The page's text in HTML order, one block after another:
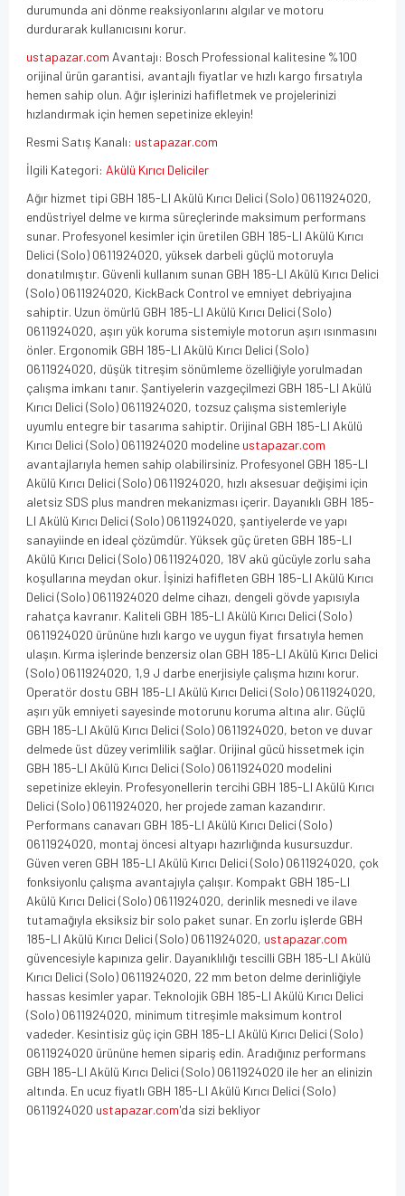
durumunda ani dönme reaksiyonlarını algılar ve motoru
durdurarak kullanıcısını korur.
ustapazar.com Avantajı: Bosch Professional kalitesine %100
orijinal ürün garantisi, avantajlı fiyatlar ve hızlı kargo fırsatıyla
hemen sahip olun. Ağır işlerinizi hafifletmek ve projelerinizi
hızlandırmak için hemen sepetinize ekleyin!
Resmi Satış Kanalı: ustapazar.com
İlgili Kategori: Akülü Kırıcı Deliciler
Ağır hizmet tipi GBH 185-LI Akülü Kırıcı Delici (Solo) 0611924020,
endüstriyel delme ve kırma süreçlerinde maksimum performans
sunar. Profesyonel kesimler için üretilen GBH 185-LI Akülü Kırıcı
Delici (Solo) 0611924020, yüksek darbeli güçlü motoruyla
donatılmıştır. Güvenli kullanım sunan GBH 185-LI Akülü Kırıcı Delici
(Solo) 0611924020, KickBack Control ve emniyet debriyajına
sahiptir. Uzun ömürlü GBH 185-LI Akülü Kırıcı Delici (Solo)
0611924020, aşırı yük koruma sistemiyle motorun aşırı ısınmasını
önler. Ergonomik GBH 185-LI Akülü Kırıcı Delici (Solo)
0611924020, düşük titreşim sönümleme özelliğiyle yorulmadan
çalışma imkanı tanır. Şantiyelerin vazgeçilmezi GBH 185-LI Akülü
Kırıcı Delici (Solo) 0611924020, tozsuz çalışma sistemleriyle
uyumlu entegre bir tasarıma sahiptir. Orijinal GBH 185-LI Akülü
Kırıcı Delici (Solo) 0611924020 modeline ustapazar.com
avantajlarıyla hemen sahip olabilirsiniz. Profesyonel GBH 185-LI
Akülü Kırıcı Delici (Solo) 0611924020, hızlı aksesuar değişimi için
aletsiz SDS plus mandren mekanizması içerir. Dayanıklı GBH 185-
LI Akülü Kırıcı Delici (Solo) 0611924020, şantiyelerde ve yapı
sanayiinde en ideal çözümdür. Yüksek güç üreten GBH 185-LI
Akülü Kırıcı Delici (Solo) 0611924020, 18V akü gücüyle zorlu saha
koşullarına meydan okur. İşinizi hafifleten GBH 185-LI Akülü Kırıcı
Delici (Solo) 0611924020 delme cihazı, dengeli gövde yapısıyla
rahatça kavranır. Kaliteli GBH 185-LI Akülü Kırıcı Delici (Solo)
0611924020 ürününe hızlı kargo ve uygun fiyat fırsatıyla hemen
ulaşın. Kırma işlerinde benzersiz olan GBH 185-LI Akülü Kırıcı Delici
(Solo) 0611924020, 1,9 J darbe enerjisiyle çalışma hızını korur.
Operatör dostu GBH 185-LI Akülü Kırıcı Delici (Solo) 0611924020,
aşırı yük emniyeti sayesinde motorunu koruma altına alır. Güçlü
GBH 185-LI Akülü Kırıcı Delici (Solo) 0611924020, beton ve duvar
delmede üst düzey verimlilik sağlar. Orijinal gücü hissetmek için
GBH 185-LI Akülü Kırıcı Delici (Solo) 0611924020 modelini
sepetinize ekleyin. Profesyonellerin tercihi GBH 185-LI Akülü Kırıcı
Delici (Solo) 0611924020, her projede zaman kazandırır.
Performans canavarı GBH 185-LI Akülü Kırıcı Delici (Solo)
0611924020, montaj öncesi altyapı hazırlığında kusursuzdur.
Güven veren GBH 185-LI Akülü Kırıcı Delici (Solo) 0611924020, çok
fonksiyonlu çalışma avantajıyla çalışır. Kompakt GBH 185-LI
Akülü Kırıcı Delici (Solo) 0611924020, derinlik mesnedi ve ilave
tutamağıyla eksiksiz bir solo paket sunar. En zorlu işlerde GBH
185-LI Akülü Kırıcı Delici (Solo) 0611924020, ustapazar.com
güvencesiyle kapınıza gelir. Dayanıklılığı tescilli GBH 185-LI Akülü
Kırıcı Delici (Solo) 0611924020, 22 mm beton delme derinliğiyle
hassas kesimler yapar. Teknolojik GBH 185-LI Akülü Kırıcı Delici
(Solo) 0611924020, minimum titreşimle maksimum kontrol
vadeder. Kesintisiz güç için GBH 185-LI Akülü Kırıcı Delici (Solo)
0611924020 ürününe hemen sipariş edin. Aradığınız performans
GBH 185-LI Akülü Kırıcı Delici (Solo) 0611924020 ile her an elinizin
altında. En ucuz fiyatlı GBH 185-LI Akülü Kırıcı Delici (Solo)
0611924020 ustapazar.com'da sizi bekliyor